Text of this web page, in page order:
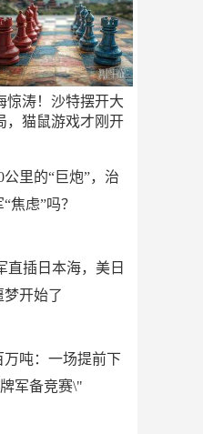
惊涛！沙特摆开大
，猫鼠游戏才刚开
公里的“巨炮”，治
焦虑”吗？
直插日本海，美日
梦开始了
万吨：一场提前下
军备竞赛\"